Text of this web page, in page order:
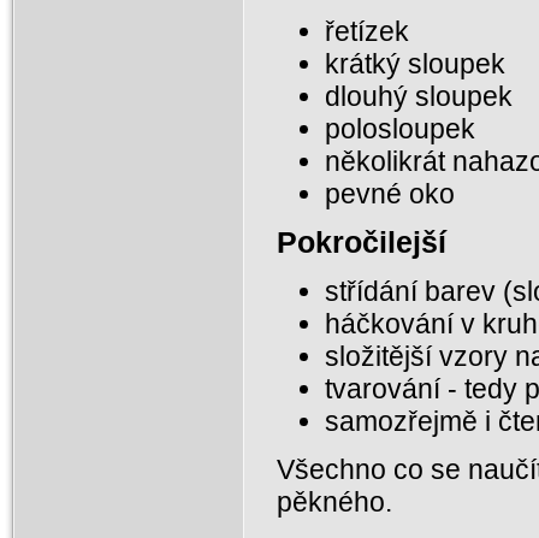
řetízek
krátký sloupek
dlouhý sloupek
polosloupek
několikrát
pevné oko
Pokročilejší
střídání barev
háčkování v
složitější vzory
tvarování - tedy
samozřejmě i
Všechno co se
pěkného.